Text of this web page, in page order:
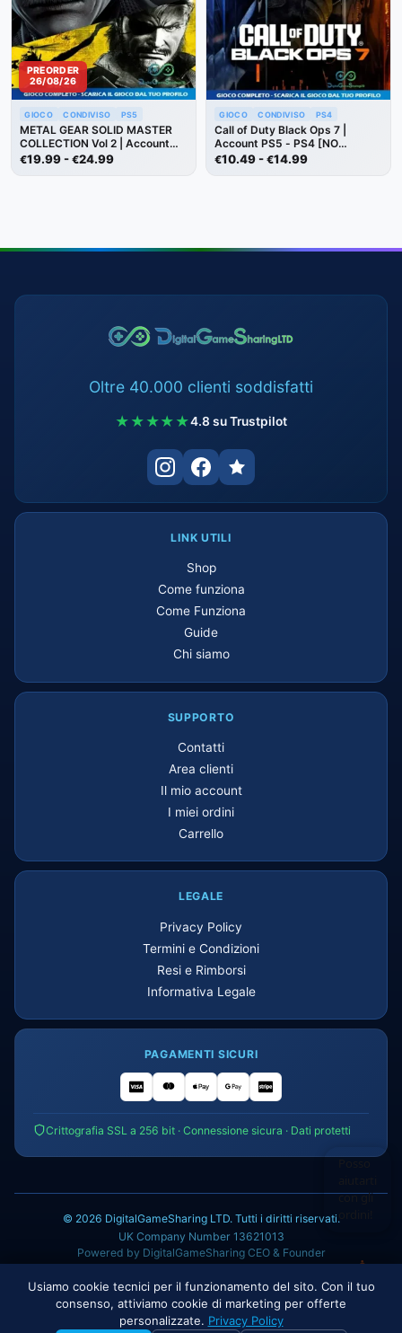
PREORDER
26/08/26
GIOCO CONDIVISO PS5
METAL GEAR SOLID MASTER
COLLECTION Vol 2 | Account
PS5 [NO CODICE]
€19.99 - €24.99Fascia
GIOCO CONDIVISO PS4
Call of Duty Black Ops 7 |
Account PS5 - PS4 [NO
CODICE]
€10.49 - €14.99Fascia
Oltre 40.000 clienti soddisfatti
★★★★★4.8 su Trustpilot
LINK UTILI
Shop
Come funziona
Come Funziona
Guide
Chi siamo
SUPPORTO
Contatti
Area clienti
Il mio account
I miei ordini
Carrello
LEGALE
Privacy Policy
Termini e Condizioni
Resi e Rimborsi
Informativa Legale
PAGAMENTI SICURI
Crittografia SSL a 256 bit · Connessione sicura · Dati protetti
© 2026 DigitalGameSharing LTD. Tutti i diritti riservati.
UK Company Number 13621013
Powered by DigitalGameSharing CEO & Founder
Usiamo cookie tecnici per il funzionamento del sito. Con il tuo
consenso, attiviamo cookie di marketing per offerte
personalizzate. Privacy Policy
con gli
willy